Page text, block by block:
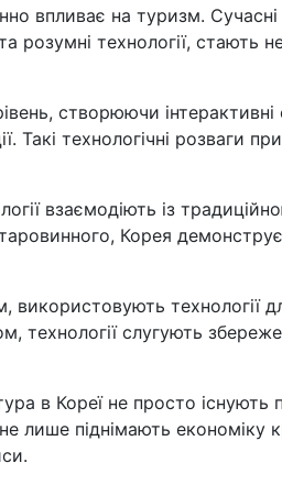
впливає на туризм. Сучасні
розумні технології, стають
створюючи
Такі технологічні розваги
взаємодіють із
Корея
використовують технології
технології слугують
в Кореї не просто
лише піднімають економіку